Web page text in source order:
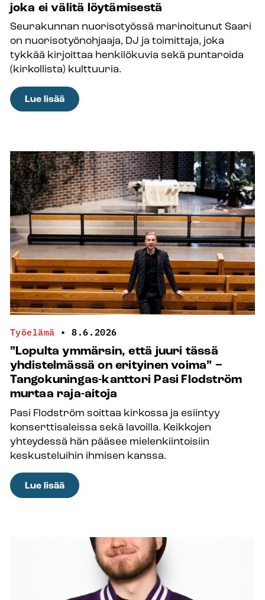
joka ei välitä löytämisestä
Seurakunnan nuorisotyössä marinoitunut Saari
on nuorisotyönohjaaja, DJ ja toimittaja, joka
tykkää kirjoittaa henkilökuvia sekä puntaroida
(kirkollista) kulttuuria.
Lue lisää:
Jobin
Nuorisotyönohjaaja
Mikko
Saari
on
polykulturistinen
eksistentiaali
ja
etsijä,
joka
ei
välitä
löytämisestä
Työelämä • 8.6.2026
”Lopulta ymmärsin, että juuri tässä
yhdistelmässä on erityinen voima” −
Tangokuningas-kanttori Pasi Flodström
murtaa raja-aitoja
Pasi Flodström soittaa kirkossa ja esiintyy
konserttisaleissa sekä lavoilla. Keikkojen
yhteydessä hän pääsee mielenkiintoisiin
keskusteluihin ihmisen kanssa.
Lue lisää:
”Lopulta
yhdistelmässä